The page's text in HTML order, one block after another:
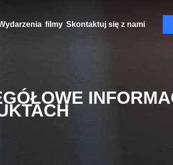
filmy Skontaktuj się z nami